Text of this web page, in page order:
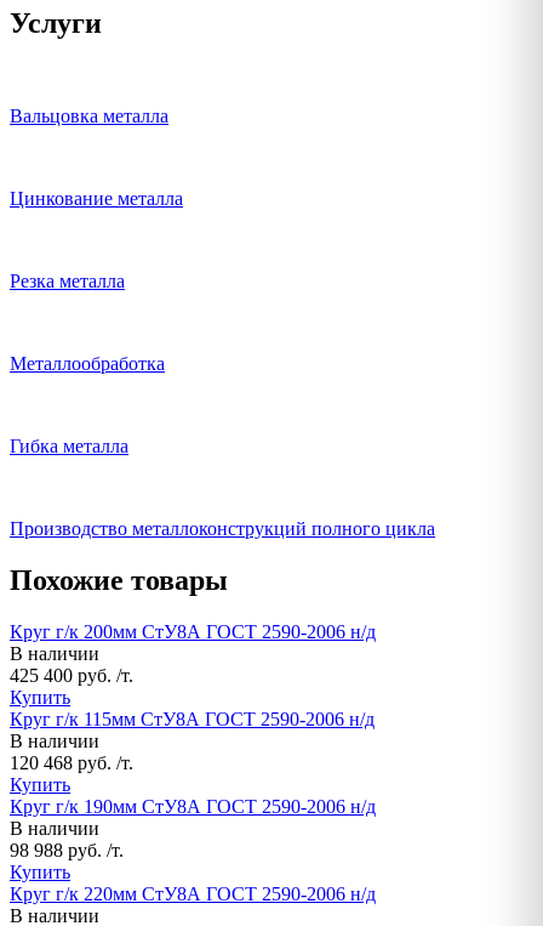
Услуги
Вальцовка металла
Цинкование металла
Резка металла
Металлообработка
Гибка металла
Производство металлоконструкций полного цикла
Похожие товары
Круг г/к 200мм СтУ8А ГОСТ 2590-2006 н/д
В наличии
425 400 руб. /т.
Купить
Круг г/к 115мм СтУ8А ГОСТ 2590-2006 н/д
В наличии
120 468 руб. /т.
Купить
Круг г/к 190мм СтУ8А ГОСТ 2590-2006 н/д
В наличии
98 988 руб. /т.
Купить
Круг г/к 220мм СтУ8А ГОСТ 2590-2006 н/д
В наличии